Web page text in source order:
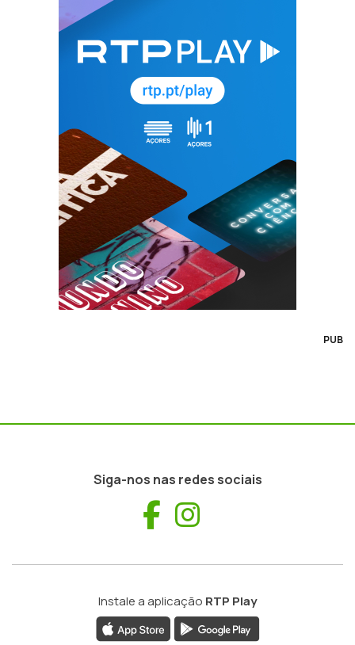
PUB
Siga-nos nas redes sociais
Facebook
Instale a aplicação RTP Play